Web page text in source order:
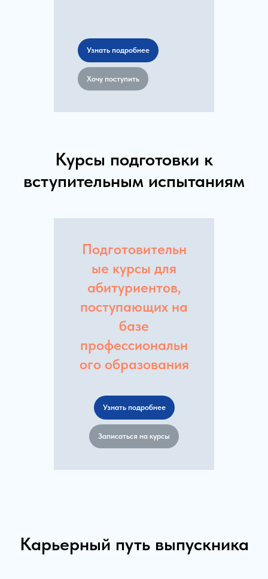
Узнать подробнее
Хочу поступить
Курсы подготовки к
вступительным испытаниям
Подготовительн
ые курсы для
абитуриентов,
поступающих на
базе
профессиональн
ого образования
Узнать подробнее
Записаться на курсы
Карьерный путь выпускника